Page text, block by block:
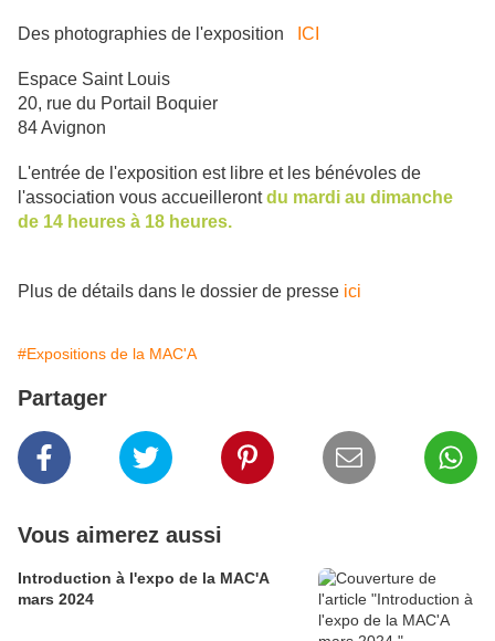
Des photographies de l'exposition ICI
Espace Saint Louis
20, rue du Portail Boquier
84 Avignon
L'entrée de l'exposition est libre et les bénévoles de
l'association vous accueillerontdu mardi au dimanche
de 14 heures à 18 heures.
Plus de détails dans le dossier de presse ici
#Expositions de la MAC'A
Partager
Vous aimerez aussi
Introduction à l'expo de la MAC'A
mars 2024